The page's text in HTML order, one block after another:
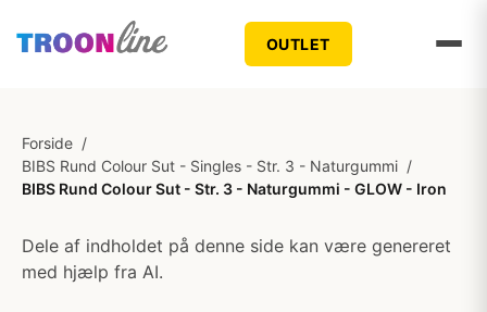
OUTLET
Forside /
BIBS Rund Colour Sut - Singles - Str. 3 - Naturgummi /
BIBS Rund Colour Sut - Str. 3 - Naturgummi - GLOW - Iron
Dele af indholdet på denne side kan være genereret
med hjælp fra AI.